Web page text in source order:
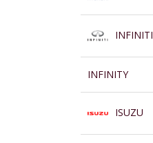
INFINITI
INFINITY
ISUZU